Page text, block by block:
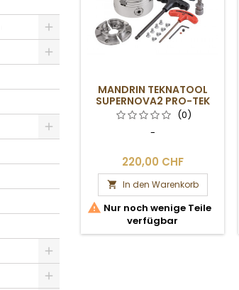
Toggle
MANDRIN TEKNATOOL
SUPERNOVA2 PRO-TEK
(0)
-
220,00 CHF
 In den Warenkorb
 Nur noch wenige Teile
verfügbar